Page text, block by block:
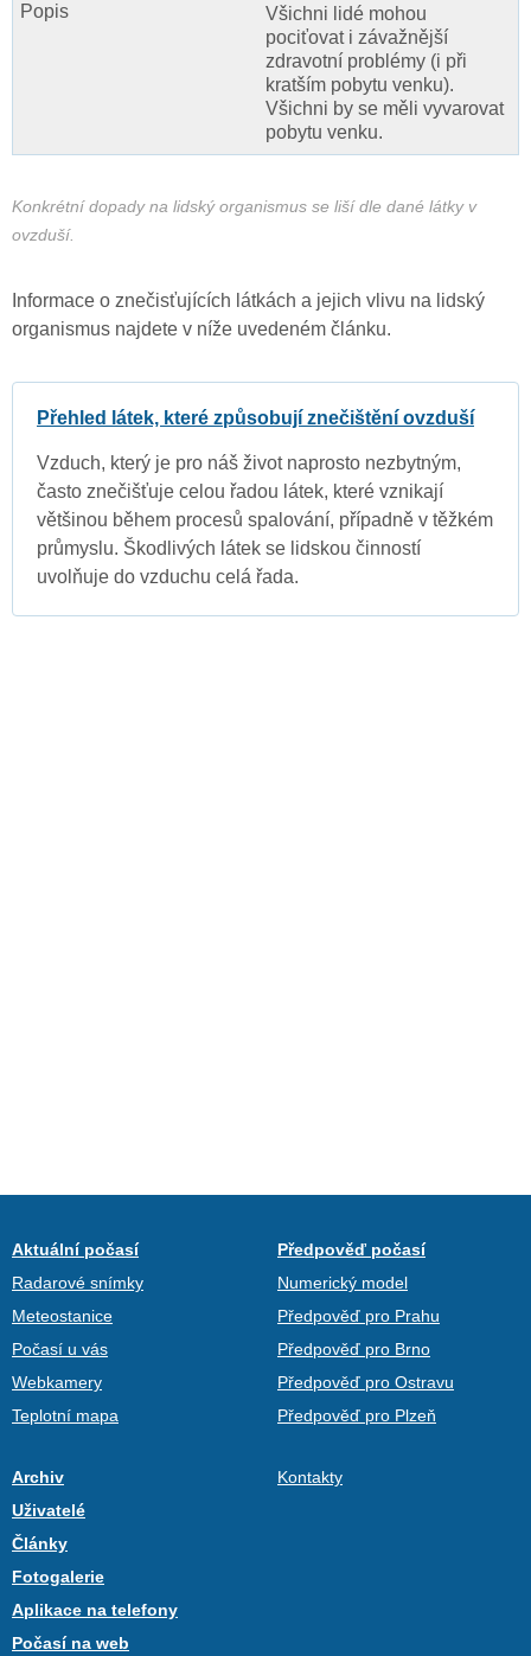
Všichni lidé mohou
pociťovat i závažnější
zdravotní problémy (i při
kratším pobytu venku).
Všichni by se měli vyvarovat
pobytu venku.
Konkrétní dopady na lidský organismus se liší dle dané látky v
ovzduší.
Informace o znečisťujících látkách a jejich vlivu na lidský
organismus najdete v níže uvedeném článku.
Přehled látek, které způsobují znečištění ovzduší
Vzduch, který je pro náš život naprosto nezbytným,
často znečišťuje celou řadou látek, které vznikají
většinou během procesů spalování, případně v těžkém
průmyslu. Škodlivých látek se lidskou činností
uvolňuje do vzduchu celá řada.
Aktuální počasí
Radarové snímky
Meteostanice
Počasí u vás
Webkamery
Teplotní mapa
Předpověď počasí
Numerický model
Předpověď pro Prahu
Předpověď pro Brno
Předpověď pro Ostravu
Předpověď pro Plzeň
Archiv
Uživatelé
Články
Fotogalerie
Aplikace na telefony
Počasí na web
Kontakty